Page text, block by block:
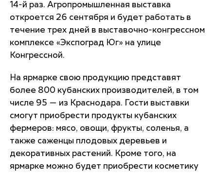
14-й раз. Агропромышленная выставка
откроется 26 сентября и будет работать в
течение трех дней в выставочно-конгрессном
комплексе «Экспоград Юг» на улице
Конгрессной.
На ярмарке свою продукцию представят
более 800 кубанских производителей, в том
числе 95 — из Краснодара. Гости выставки
смогут приобрести продукты кубанских
фермеров: мясо, овощи, фрукты, соленья, а
также саженцы плодовых деревьев и
декоративных растений. Кроме того, на
ярмарке можно будет приобрести косметику